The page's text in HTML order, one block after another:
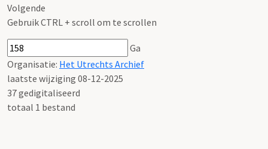
Volgende
Gebruik CTRL + scroll om te scrollen
Ga
Organisatie: Het Utrechts Archief
laatste wijziging 08-12-2025
37 gedigitaliseerd
totaal 1 bestand